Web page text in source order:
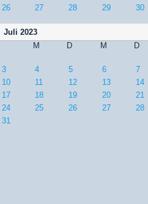
26
27 28 29 30
Juli 2023
M
D M D
3
4 5 6 7
10
11 12 13 14
17
18 19 20 21
24
25 26 27 28
31